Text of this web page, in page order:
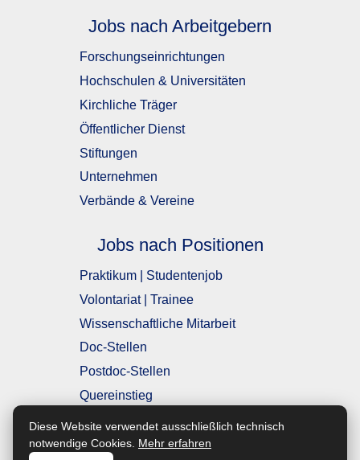
Diese Website verwendet ausschließlich technisch
notwendige Cookies. Mehr erfahren
Jobs nach Arbeitgebern
Forschungseinrichtungen
Hochschulen & Universitäten
Kirchliche Träger
Öffentlicher Dienst
Stiftungen
Unternehmen
Verbände & Vereine
Jobs nach Positionen
Praktikum | Studentenjob
Volontariat | Trainee
Wissenschaftliche Mitarbeit
Doc-Stellen
Postdoc-Stellen
Quereinstieg
Einstiegsposition
mit Berufserfahrung